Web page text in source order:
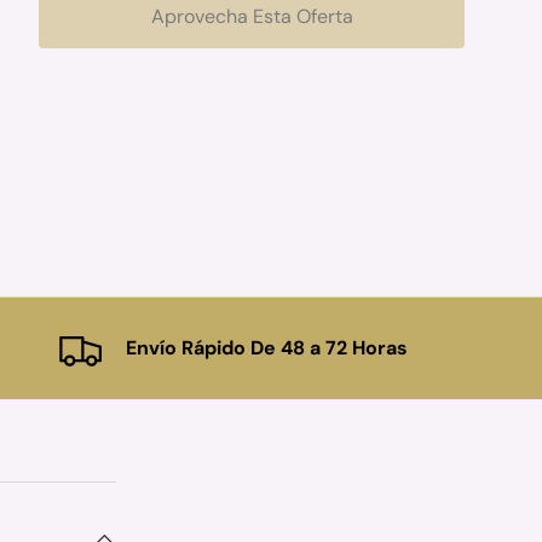
Aprovecha Esta Oferta
Envío Rápido De 48 a 72 Horas